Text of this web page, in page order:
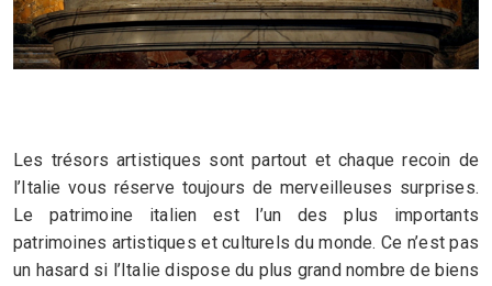
Les trésors artistiques sont partout et chaque recoin de
l’Italie vous réserve toujours de merveilleuses surprises.
Le patrimoine italien est l’un des plus importants
patrimoines artistiques et culturels du monde. Ce n’est pas
un hasard si l’Italie dispose du plus grand nombre de biens